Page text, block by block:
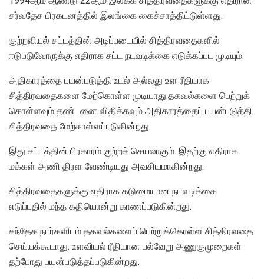
சர்வதேச பிரகடனத்தில் இலங்கை கைச்சாத்திட்டுள்ளது.
குற்றவியல் சட்டத்தின் அடிப்படையில் சித்திரவதைகளில்
ஈடுபடுவோருக்கு எதிராக சட்ட நடவடிக்கை எடுக்கப்பட முடியும்.
அதிகாரத்தை பயன்படுத்தி உடல் அல்லது உள ரீதியாக
சித்திரவதைகளை மேற்கொள்ள முடியாது.தகவல்களை பெற்றுக்
கொள்ளவும் தண்டனை விதிக்கவும் அதிகாரத்தைப் பயன்படுத்தி
சித்திரவதை மேற்காள்ளப்படுகின்றது.
இது சட்டத்தின் பிரகாரம் குற்றச் செயலாகும். இதற்கு எதிராக
மக்கள் அணி திரள வேண்டியது அவசியமாகின்றது.
சித்திரவதைகளுக்கு எதிராக கடுமையான நடவடிக்கை
எடுப்பதில் மந்த கதியொன்று காணப்படுகின்றது.
சந்தேக நபர்களிடம் தகவல்களைப் பெற்றுக்கொள்ள சித்திரவதை
செய்யக்கூடாது. உளவியல் ரீதியான பல்வேறு அணுகுமுறைகள்
தற்போது பயன்படுத்தப்படுகின்றது.